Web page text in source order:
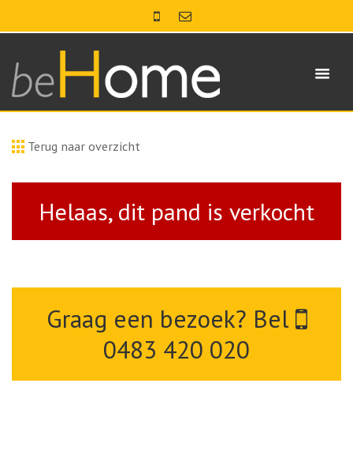
Terug naar overzicht
Helaas, dit pand is verkocht
Graag een bezoek? Bel
0483 420 020